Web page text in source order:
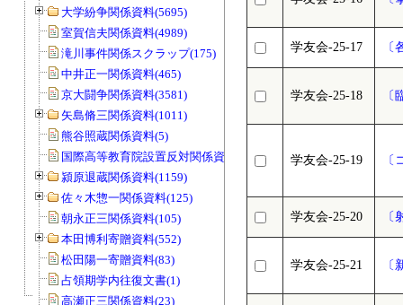
大学紛争関係資料(5695)
室賀信夫関係資料(4989)
滝川事件関係スクラップ(175)
中井正一関係資料(465)
京大闘争関係資料(3581)
矢島脩三関係資料(1011)
熊谷照蔵関係資料(5)
国際高等教育院設置反対関係資料(20)
潁原退蔵関係資料(1159)
佐々木惣一関係資料(125)
朝永正三関係資料(105)
本田博利寄贈資料(552)
松田陽一寄贈資料(83)
占領期学内往復文書(1)
高瀬正三関係資料(23)
学友会-25-17
学友会-25-18
学友会-25-19 〔
学友会-25-20
学友会-25-21